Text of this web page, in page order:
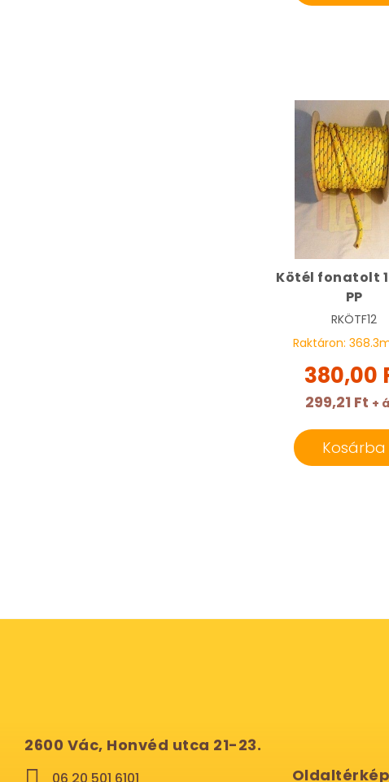
Kötél fonatolt
PP
RKÖTF12
Raktáron:368.3
380,00
299,21 Ft +
Kosárba
2600 Vác, Honvéd utca 21-23.
06 20 501 6101 Oldaltérkép